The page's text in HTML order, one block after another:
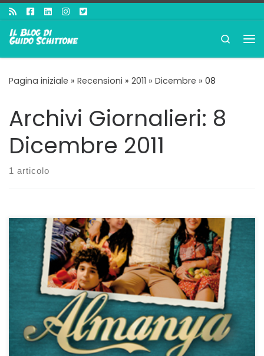
Passa al contenuto
Search
Pagina iniziale » Recensioni » 2011 » Dicembre » 08
Archivi Giornalieri: 8
Dicembre 2011
1 articolo
Le seconde e terze generazioni turche che vivono in
Germania proseguono la riscoperta delle radici
proponendo ogni anno film interessanti, a volte anche
ironici e divertenti. E’il caso dell’ultimo arrivato
<< Almanya, la mia famiglia va in Germania>> della
regista Yasemin Samdereli, tedesca-turca, che in
questi giorni sta ottenendo un buon successo di […]